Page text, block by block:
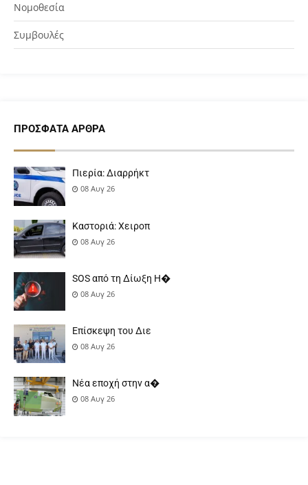
Νομοθεσία
Συμβουλές
ΠΡΌΣΦΑΤΑ ΆΡΘΡΑ
Πιερία: Διαρρήκτ
08 Αυγ 26
Καστοριά: Χειροπ
08 Αυγ 26
SOS από τη Δίωξη Η�
08 Αυγ 26
Επίσκεψη του Διε
08 Αυγ 26
Νέα εποχή στην α�
08 Αυγ 26